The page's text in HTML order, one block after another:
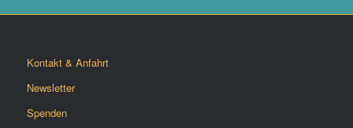
Kontakt & Anfahrt
Newsletter
Spenden